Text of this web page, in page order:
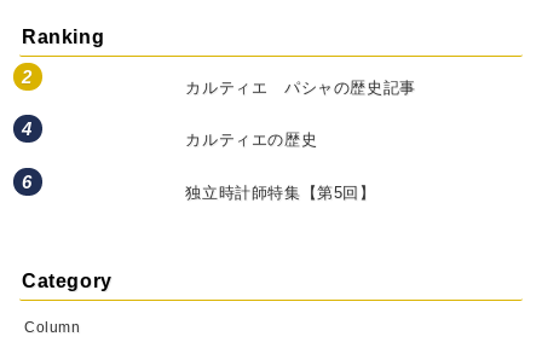
Ranking
カルティエ パシャの歴史記事
カルティエの歴史
独立時計師特集【第5回】
Category
Column